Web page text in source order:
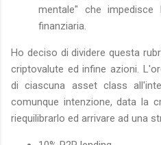
mentale" che impedisce
finanziaria.
Ho deciso di dividere questa
criptovalute ed infine azioni.
di ciascuna asset class
comunque intenzione, data la
riequilibrarlo ed arrivare ad una